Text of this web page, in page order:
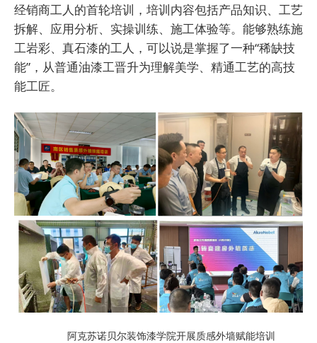
经销商工人的首轮培训，培训内容包括产品知识、工艺
拆解、应用分析、实操训练、施工体验等。能够熟练施
工岩彩、真石漆的工人，可以说是掌握了一种“稀缺技
能”，从普通油漆工晋升为理解美学、精通工艺的高技
能工匠。
阿克苏诺贝尔装饰漆学院开展质感外墙赋能培训